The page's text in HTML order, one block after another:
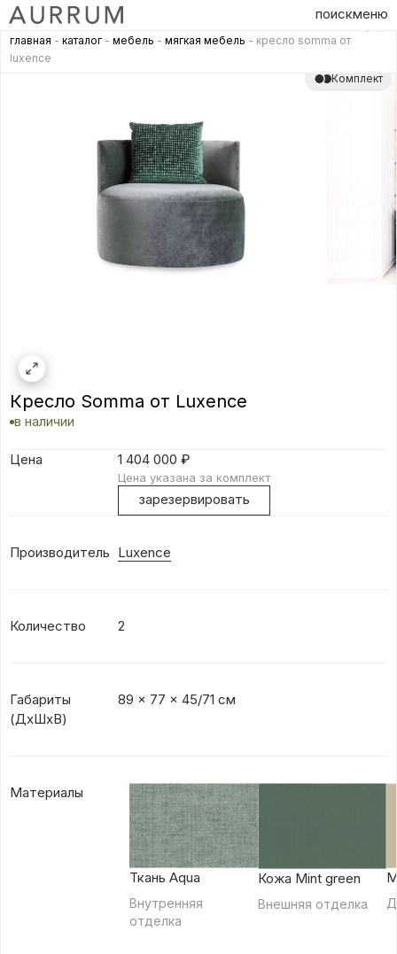
поискменю
главная - каталог - мебель - мягкая мебель - кресло somma от
luxence
Комплект
Кресло Somma от Luxence
в наличии
Цена 1 404 000 ₽
Цена указана за комплект
зарезервировать
Производитель Luxence
Количество 2
Габариты
(ДхШхВ)
89 x 77 x 45/71 см
Материалы
Ткань Aqua
Внутренняя
отделка
Кожа Mint green
Внешняя отделка